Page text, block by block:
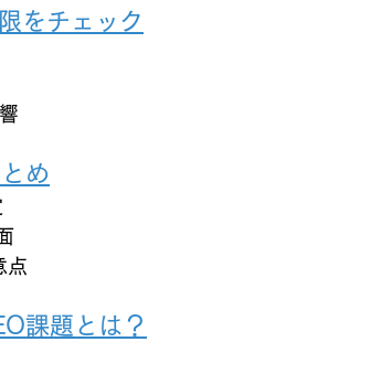
をチェック
め
点
課題とは？